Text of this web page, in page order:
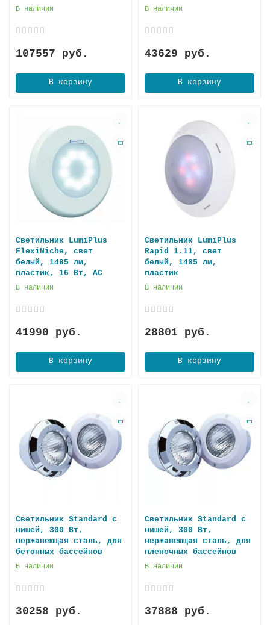
В наличии
107557 руб.
В корзину
В наличии
43629 руб.
В корзину
Светильник LumiPlus
FlexiNiche, свет
белый, 1485 лм,
пластик, 16 Вт, AC
В наличии
41990 руб.
В корзину
Светильник LumiPlus
Rapid 1.11, свет
белый, 1485 лм,
плaстик
В наличии
28801 руб.
В корзину
Светильник Standard с
нишей, 300 Вт,
нержавеющая сталь, для
бетонных бассейнов
В наличии
30258 руб.
Светильник Standard с
нишей, 300 Вт,
нержавеющая сталь, для
пленочных бассейнов
В наличии
37888 руб.